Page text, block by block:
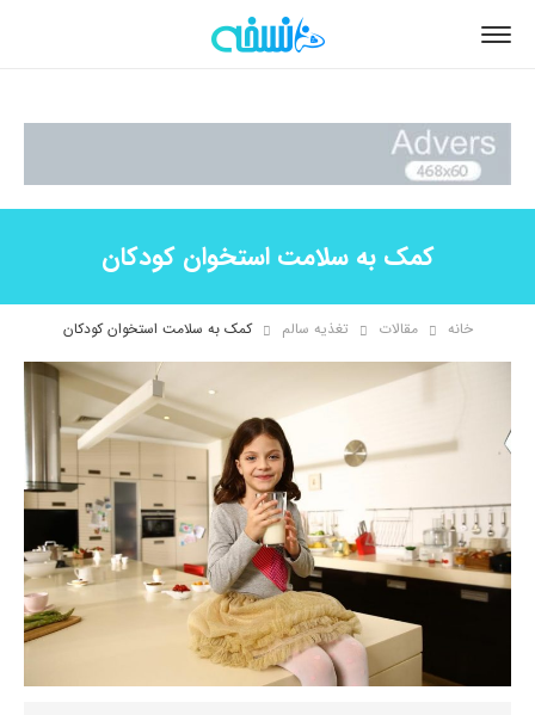
کمک به سلامت استخوان کودکان
خانه مقالات تغذیه سالم کمک به سلامت استخوان کودکان